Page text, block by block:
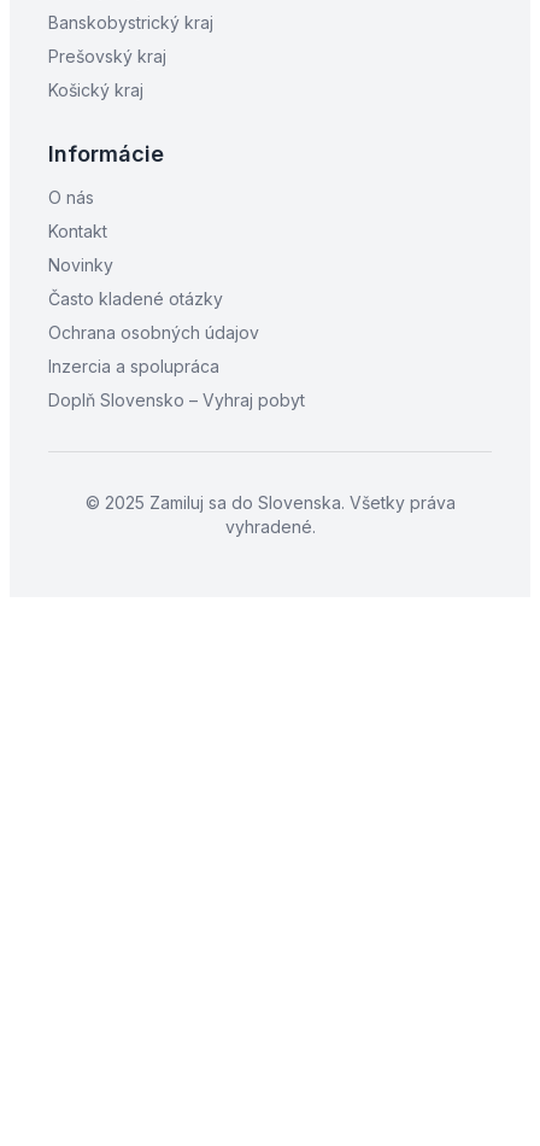
Banskobystrický kraj
Prešovský kraj
Košický kraj
Informácie
O nás
Kontakt
Novinky
Často kladené otázky
Ochrana osobných údajov
Inzercia a spolupráca
Doplň Slovensko – Vyhraj pobyt
© 2025 Zamiluj sa do Slovenska. Všetky práva
vyhradené.